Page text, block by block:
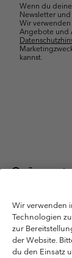
Wenn du
Newsletter
Wir
Angebote und
kannst.
Österreich
Bergheim,
Wir verwenden
Technologien
zur
der Website.
du den Einsatz